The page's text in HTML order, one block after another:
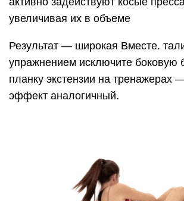
увеличивая их в объеме
Результат — широкая Вместе.
упражнением исключите боковую
планку экстензии на тренажерах
эффект аналогичный.